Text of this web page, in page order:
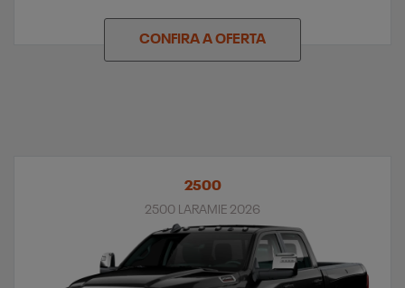
CONFIRA A OFERTA
2500
2500 LARAMIE 2026